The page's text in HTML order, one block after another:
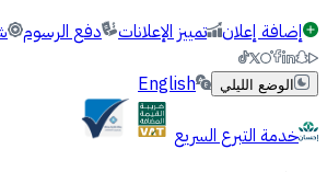
إضافة إعلان تمييز الإعلانات دفع الرسوم
الوضع الليلي
English
خدمة التبرع السريع